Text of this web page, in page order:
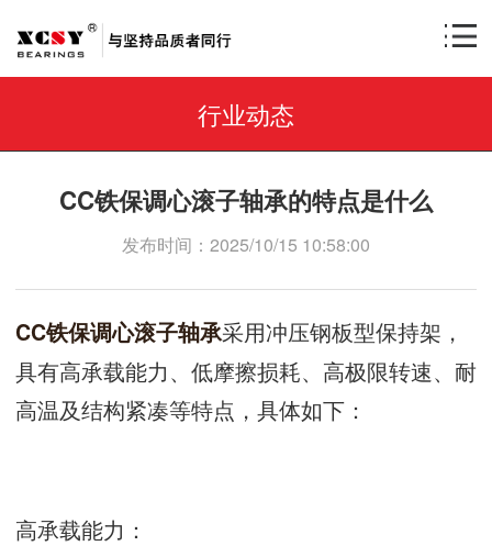
行业动态
CC铁保调心滚子轴承的特点是什么
发布时间：2025/10/15 10:58:00
CC铁保调心滚子轴承采用冲压钢板型保持架，
具有高承载能力、低摩擦损耗、高极限转速、耐
高温及结构紧凑等特点，具体如下：
高承载能力：